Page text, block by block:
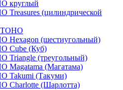
круглый
Treasures (цилиндрической
Hexagon (шестиугольный)
Cube (Куб)
Triangle (треугольный)
Magatama (Магатама)
Takumi (Такуми)
Charlotte (Шарлотта)